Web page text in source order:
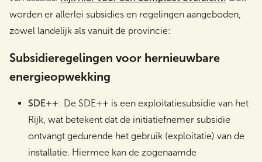
worden er allerlei subsidies en regelingen aangeboden,
zowel landelijk als vanuit de provincie:
Subsidieregelingen voor hernieuwbare
energieopwekking
SDE++: De SDE++ is een exploitatiesubsidie van het
Rijk, wat betekent dat de initiatiefnemer subsidie
ontvangt gedurende het gebruik (exploitatie) van de
installatie. Hiermee kan de zogenaamde